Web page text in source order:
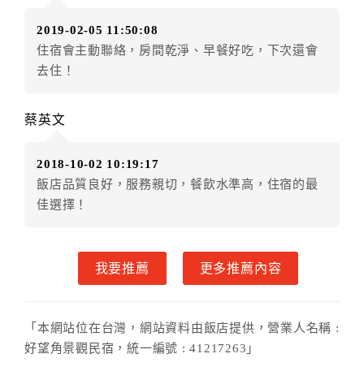
店客滿，敬請及早計畫，如逾時未提出申辦，視同無條
件放棄訂單（住宿權益）。 （限原訂飯店使用）
．每筆訂單異動限定乙次，限原訂飯店，異動完成後不
．訂單異動後，訂單費用總計大於原訂單費用總計時，
訂房者不得要求退其差額。限原訂飯店
六、取消訂單
◎住房日4天前辦理者，訂單費用扣除總計25%為手續費
◎住房日1天前辦理者，訂單費用扣除總計45%為手續費
◎住房日當日不得辦理。
◎住房日當日未辦理入住手續者，視同住房，已付訂單
2019-02-05 11:50:08
住宿會主動聯絡，房間乾淨、早餐好吃，下次還會
去住！
蔡英文
2018-10-02 10:19:17
飯店品質良好，服務親切，餐飲水準高，住宿的最
佳選擇！
我要推薦 更多推薦內容
「本網站位在台灣，網站資料由飯店提供，營業人名稱 :
好望角景觀民宿，統一編號 : 41217263」